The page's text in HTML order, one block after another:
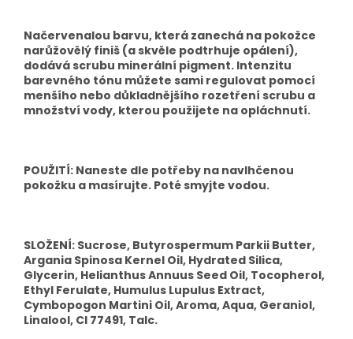
Načervenalou barvu, která zanechá na pokožce
narůžovělý finiš (a skvěle podtrhuje opálení),
dodává scrubu minerální pigment. Intenzitu
barevného tónu můžete sami regulovat pomocí
menšího nebo důkladnějšího rozetření scrubu a
množství vody, kterou použijete na opláchnutí.
POUŽITÍ: Naneste dle potřeby na navlhčenou
pokožku a masírujte. Poté smyjte vodou.
SLOŽENÍ: Sucrose, Butyrospermum Parkii Butter,
Argania Spinosa Kernel Oil, Hydrated Silica,
Glycerin, Helianthus Annuus Seed Oil, Tocopherol,
Ethyl Ferulate, Humulus Lupulus Extract,
Cymbopogon Martini Oil, Aroma, Aqua, Geraniol,
Linalool, CI 77491, Talc.